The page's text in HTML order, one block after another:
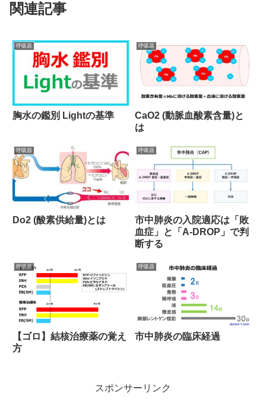
関連記事
呼吸器
胸水の鑑別 Lightの基準
呼吸器
CaO2 (動脈血酸素含量)と
は
呼吸器
Do2 (酸素供給量)とは
呼吸器
市中肺炎の入院適応は「敗
血症」と「A-DROP」で判
断する
呼吸器
【ゴロ】結核治療薬の覚え
方
呼吸器
市中肺炎の臨床経過
スポンサーリンク